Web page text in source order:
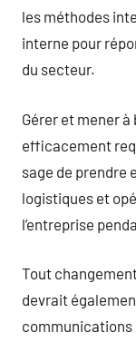
les méthodes
interne pour
du secteur.
Gérer et mener
efficacement
sage de prendre
logistiques et
l’entreprise
Tout
devrait
communications